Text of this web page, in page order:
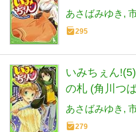
あさばみゆき
295
いみちぇん
の札 (角川つ
あさばみゆき
279